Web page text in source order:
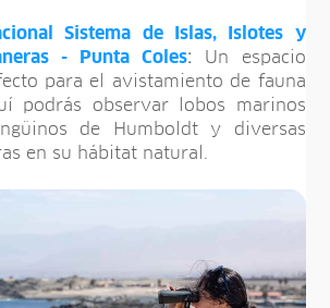
Sistema de Islas, Islotes y
- Punta Coles: Un espacio
para el avistamiento de fauna
podrás observar lobos marinos
de Humboldt y diversas
en su hábitat natural.